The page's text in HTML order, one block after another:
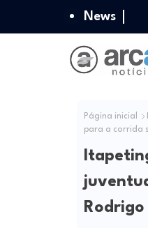
News
Página inicial
para a corrida
Rodrigo